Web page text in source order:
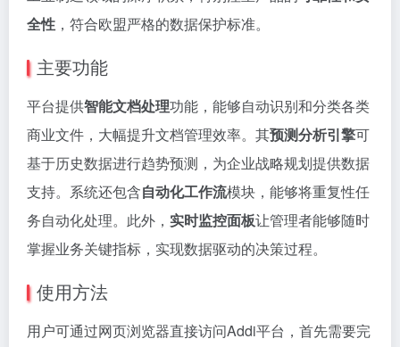
全性 ，符合欧盟严格的数据保护标准。
主要功能
平台提供智能文档处理功能，能够自动识别和分类各类
商业文件，大幅提升文档管理效率。其预测分析引擎可
基于历史数据进行趋势预测，为企业战略规划提供数据
支持。系统还包含自动化工作流模块，能够将重复性任
务自动化处理。此外， 实时监控面板让管理者能够随时
掌握业务关键指标，实现数据驱动的决策过程。
使用方法
用户可通过网页浏览器直接访问Addi平台，首先需要完